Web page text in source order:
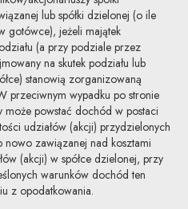
lub spółki dzielonej (o ile
gotówce), jeżeli majątek
(a przy podziale przez
na skutek podziału lub
stanowią zorganizowaną
przeciwnym wypadku po stronie
może powstać dochód w postaci
udziałów (akcji) przydzielonych
nowo zawiązanej nad kosztami
(akcji) w spółce dzielonej, przy
warunków dochód ten
z opodatkowania.